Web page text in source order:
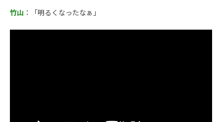
竹山 ：「明るくなったなぁ」